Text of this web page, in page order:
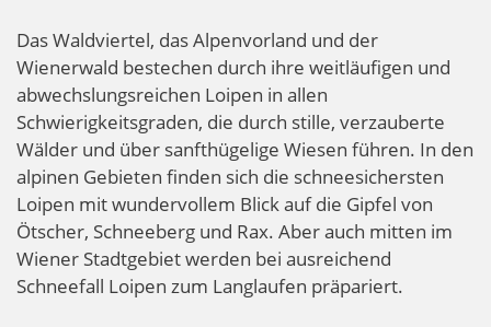
Das Waldviertel, das Alpenvorland und der
Wienerwald bestechen durch ihre weitläufigen und
abwechslungsreichen Loipen in allen
Schwierigkeitsgraden, die durch stille, verzauberte
Wälder und über sanfthügelige Wiesen führen. In den
alpinen Gebieten finden sich die schneesichersten
Loipen mit wundervollem Blick auf die Gipfel von
Ötscher, Schneeberg und Rax. Aber auch mitten im
Wiener Stadtgebiet werden bei ausreichend
Schneefall Loipen zum Langlaufen präpariert.